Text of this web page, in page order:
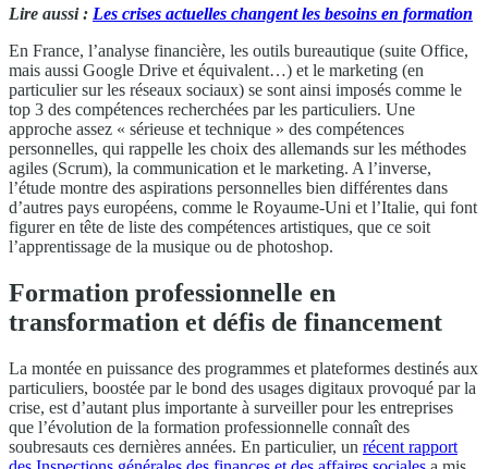
Lire aussi : Les crises actuelles changent les besoins en formation
En France, l’analyse financière, les outils bureautique (suite Office,
mais aussi Google Drive et équivalent…) et le marketing (en
particulier sur les réseaux sociaux) se sont ainsi imposés comme le
top 3 des compétences recherchées par les particuliers. Une
approche assez « sérieuse et technique » des compétences
personnelles, qui rappelle les choix des allemands sur les méthodes
agiles (Scrum), la communication et le marketing. A l’inverse,
l’étude montre des aspirations personnelles bien différentes dans
d’autres pays européens, comme le Royaume-Uni et l’Italie, qui font
figurer en tête de liste des compétences artistiques, que ce soit
l’apprentissage de la musique ou de photoshop.
Formation professionnelle en
transformation et défis de financement
La montée en puissance des programmes et plateformes destinés aux
particuliers, boostée par le bond des usages digitaux provoqué par la
crise, est d’autant plus importante à surveiller pour les entreprises
que l’évolution de la formation professionnelle connaît des
soubresauts ces dernières années. En particulier, un récent rapport